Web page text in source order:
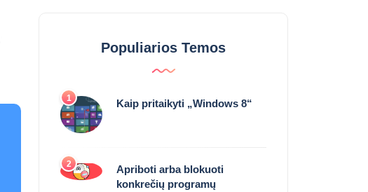
Populiarios Temos
1 Kaip pritaikyti „Windows 8“
2
Apriboti arba blokuoti
konkrečių programų